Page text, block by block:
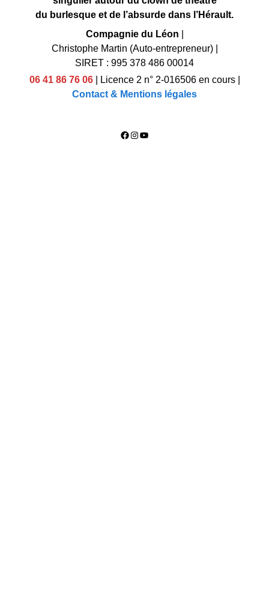
du burlesque et de l’absurde dans l’Hérault.
Compagnie du Léon
Christophe Martin (Auto-entrepreneur)|
SIRET : 995 378 486 00014
06 41 86 76 06| Licence 2 n° 2-016506 en cours|
Contact & Mentions légales
Facebook
Instagram
YouTube